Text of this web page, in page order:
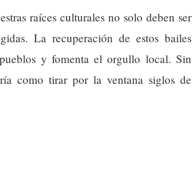
raíces culturales no solo deben ser
La recuperación de estos bailes
y fomenta el orgullo local. Sin
como tirar por la ventana siglos de